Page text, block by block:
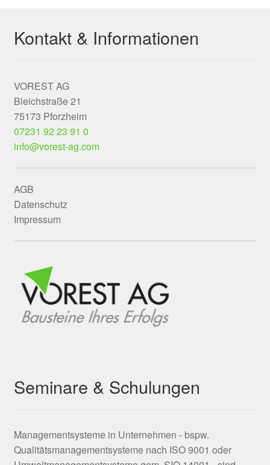
Kontakt & Informationen
VOREST AG
Bleichstraße 21
75173 Pforzheim
07231 92 23 91 0
info@vorest-ag.com
AGB
Datenschutz
Impressum
Seminare & Schulungen
Managementsysteme in Unternehmen - bspw.
Qualitätsmanagementsysteme nach ISO 9001 oder